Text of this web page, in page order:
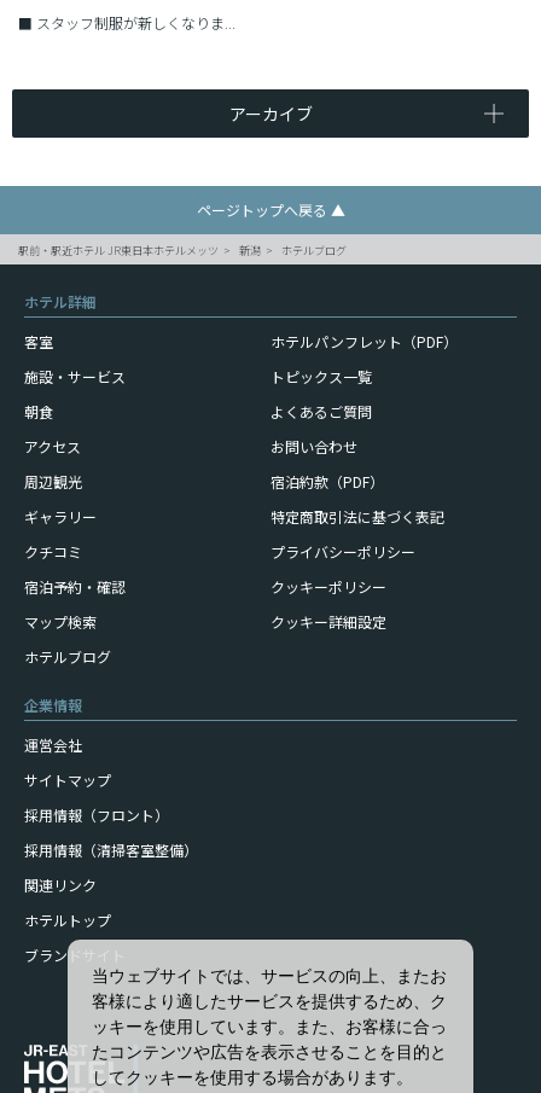
■ スタッフ制服が新しくなりま...
アーカイブ
ページトップへ戻る ▲
駅前・駅近ホテル JR東日本ホテルメッツ 新潟 ホテルブログ
ホテル詳細
客室
施設・サービス
朝食
アクセス
周辺観光
ギャラリー
クチコミ
宿泊予約・確認
マップ検索
ホテルブログ
ホテルパンフレット（PDF）
トピックス一覧
よくあるご質問
お問い合わせ
宿泊約款（PDF）
特定商取引法に基づく表記
プライバシーポリシー
クッキーポリシー
クッキー詳細設定
企業情報
運営会社
サイトマップ
採用情報（フロント）
採用情報（清掃客室整備）
関連リンク
ホテルトップ
ブランドサイト
当ウェブサイトでは、サービスの向上、またお
客様により適したサービスを提供するため、ク
ッキーを使用しています。また、お客様に合っ
たコンテンツや広告を表示させることを目的と
してクッキーを使用する場合があります。